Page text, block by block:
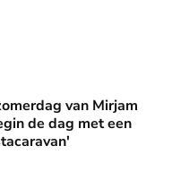
Bouwman eruit?
van Mirjam
de dag met een